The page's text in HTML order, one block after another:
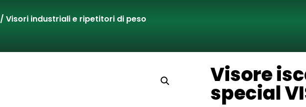
/Visori industriali e ripetitori di peso
Visore
special